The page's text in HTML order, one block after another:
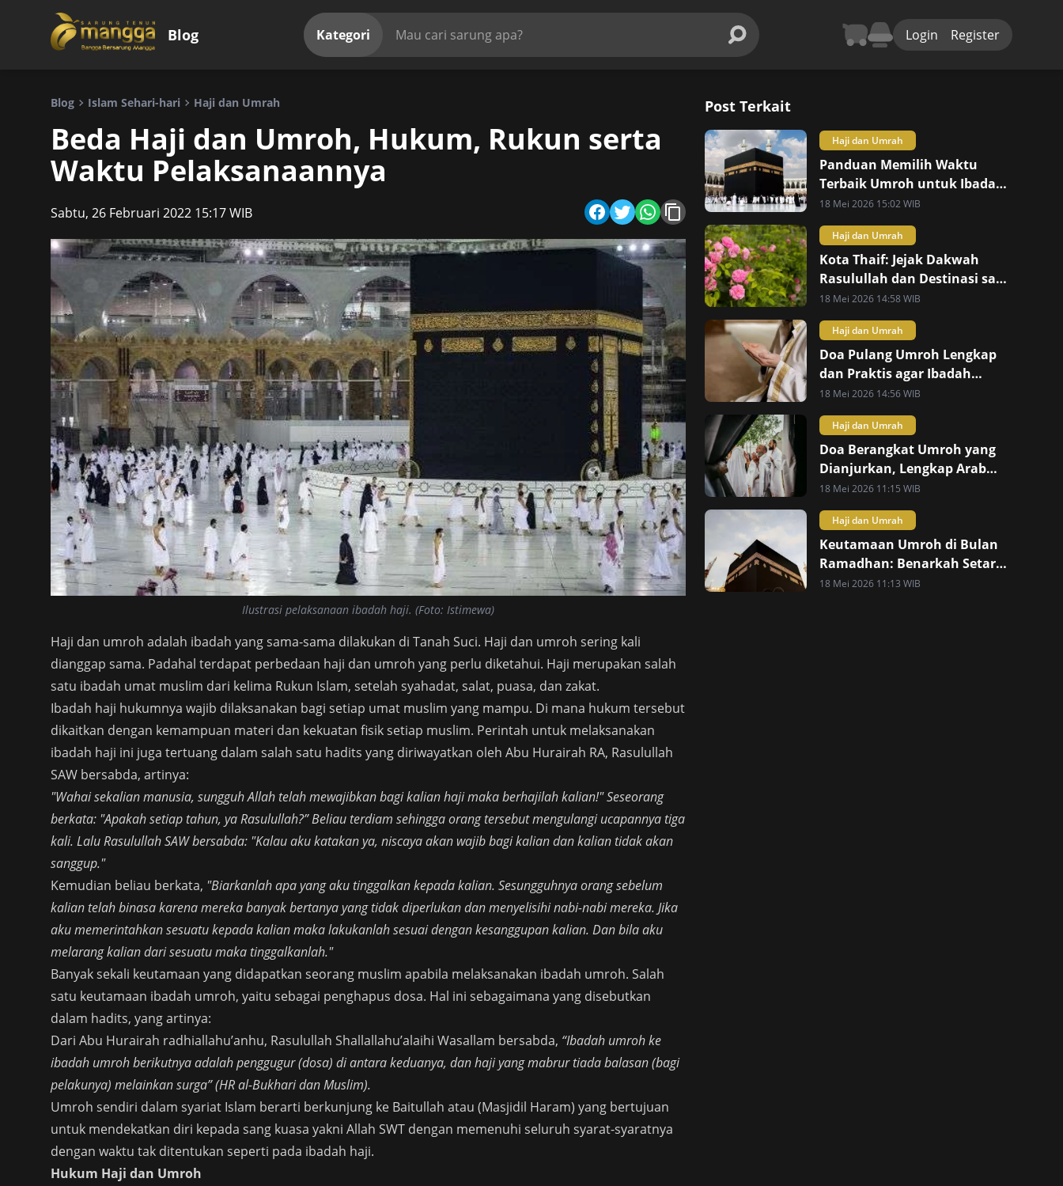
Blog Kategori Login Register
Blog Islam Sehari-hari Haji dan Umrah
Beda Haji dan Umroh, Hukum, Rukun serta
Waktu Pelaksanaannya
Sabtu, 26 Februari 2022 15:17 WIB
Ilustrasi pelaksanaan ibadah haji. (Foto: Istimewa)
Haji dan umroh adalah ibadah yang sama-sama dilakukan di Tanah Suci. Haji dan umroh sering kali
dianggap sama. Padahal terdapat perbedaan haji dan umroh yang perlu diketahui. Haji merupakan salah
satu ibadah umat muslim dari kelima Rukun Islam, setelah syahadat, salat, puasa, dan zakat.
Ibadah haji hukumnya wajib dilaksanakan bagi setiap umat muslim yang mampu. Di mana hukum tersebut
dikaitkan dengan kemampuan materi dan kekuatan fisik setiap muslim. Perintah untuk melaksanakan
ibadah haji ini juga tertuang dalam salah satu hadits yang diriwayatkan oleh Abu Hurairah RA, Rasulullah
SAW bersabda, artinya:
"Wahai sekalian manusia, sungguh Allah telah mewajibkan bagi kalian haji maka berhajilah kalian!" Seseorang
berkata: "Apakah setiap tahun, ya Rasulullah?” Beliau terdiam sehingga orang tersebut mengulangi ucapannya tiga
kali. Lalu Rasulullah SAW bersabda: "Kalau aku katakan ya, niscaya akan wajib bagi kalian dan kalian tidak akan
sanggup."
Kemudian beliau berkata, "Biarkanlah apa yang aku tinggalkan kepada kalian. Sesungguhnya orang sebelum
kalian telah binasa karena mereka banyak bertanya yang tidak diperlukan dan menyelisihi nabi-nabi mereka. Jika
aku memerintahkan sesuatu kepada kalian maka lakukanlah sesuai dengan kesanggupan kalian. Dan bila aku
melarang kalian dari sesuatu maka tinggalkanlah."
Banyak sekali keutamaan yang didapatkan seorang muslim apabila melaksanakan ibadah umroh. Salah
satu keutamaan ibadah umroh, yaitu sebagai penghapus dosa. Hal ini sebagaimana yang disebutkan
dalam hadits, yang artinya:
Dari Abu Hurairah radhiallahu’anhu, Rasulullah Shallallahu’alaihi Wasallam bersabda, “Ibadah umroh ke
ibadah umroh berikutnya adalah penggugur (dosa) di antara keduanya, dan haji yang mabrur tiada balasan (bagi
pelakunya) melainkan surga” (HR al-Bukhari dan Muslim).
Umroh sendiri dalam syariat Islam berarti berkunjung ke Baitullah atau (Masjidil Haram) yang bertujuan
untuk mendekatkan diri kepada sang kuasa yakni Allah SWT dengan memenuhi seluruh syarat-syaratnya
dengan waktu tak ditentukan seperti pada ibadah haji.
Hukum Haji dan Umroh
Post Terkait
Haji dan Umrah
Panduan Memilih Waktu
Terbaik Umroh untuk Ibadah
Maksimal
18 Mei 2026 15:02 WIB
Haji dan Umrah
Kota Thaif: Jejak Dakwah
Rasulullah dan Destinasi saat
Umroh
18 Mei 2026 14:58 WIB
Haji dan Umrah
Doa Pulang Umroh Lengkap
dan Praktis agar Ibadah
Mabrur
18 Mei 2026 14:56 WIB
Haji dan Umrah
Doa Berangkat Umroh yang
Dianjurkan, Lengkap Arab
dan Artinya
18 Mei 2026 11:15 WIB
Haji dan Umrah
Keutamaan Umroh di Bulan
Ramadhan: Benarkah Setara
Haji?
18 Mei 2026 11:13 WIB